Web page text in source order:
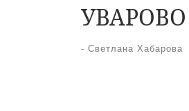
УВАРОВО
- Светлана Хабарова